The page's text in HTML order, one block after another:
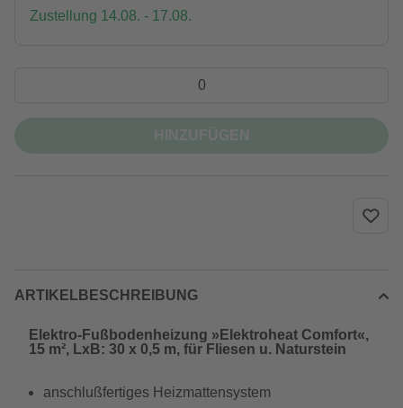
Zustellung 14.08. - 17.08.
ARTIKELBESCHREIBUNG
Elektro-Fußbodenheizung »Elektroheat Comfort«,
15 m², LxB: 30 x 0,5 m, für Fliesen u. Naturstein
anschlußfertiges Heizmattensystem